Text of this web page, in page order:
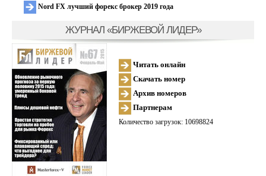
Nord FX лучший форекс брокер 2019 года
ЖУРНАЛ «БИРЖЕВОЙ ЛИДЕР»
Читать онлайн
Скачать номер
Архив номеров
Партнерам
Количество загрузок: 10698824